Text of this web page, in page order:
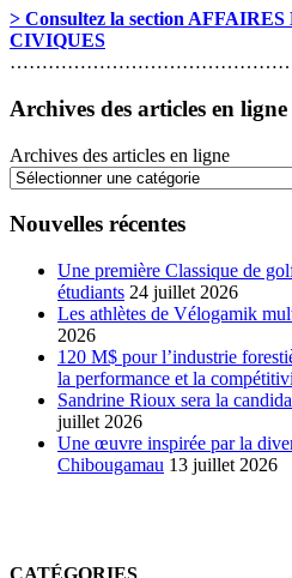
> Consultez la section
CIVIQUES
Archives des articles en ligne
Archives des articles en ligne
Nouvelles récentes
Une première Classique de
étudiants 24 juillet 2026
Les athlètes de Vélogamik
2026
120 M$ pour l’industrie
la performance et la
Sandrine Rioux sera la
juillet 2026
Une œuvre inspirée par la
Chibougamau 13 juillet 2026